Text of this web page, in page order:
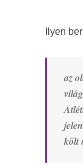
Ilyen
az
költ